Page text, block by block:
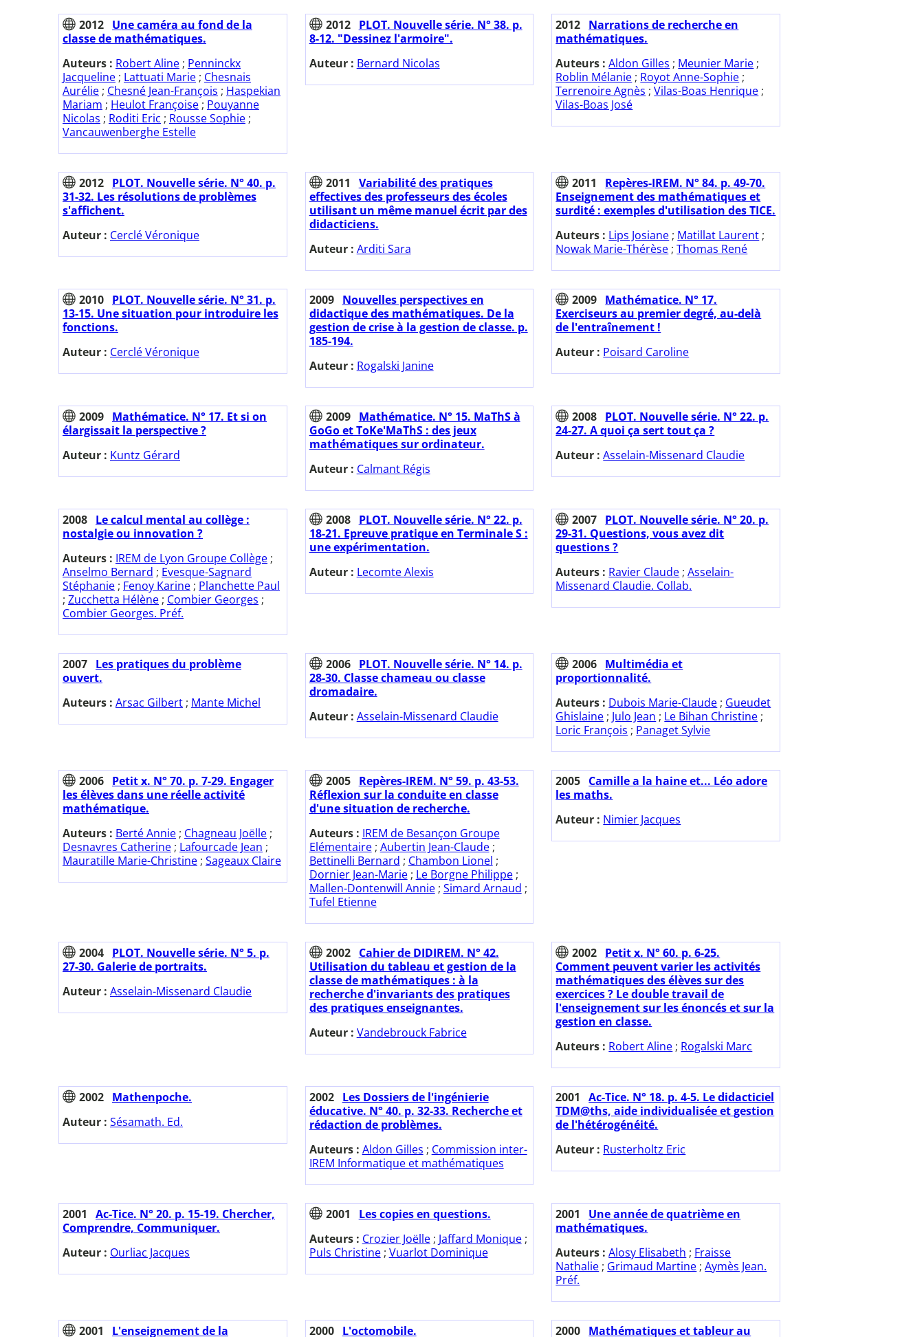
2012 Une caméra au fond de la
classe de mathématiques.
Auteurs : Robert Aline ; Penninckx
Jacqueline ; Lattuati Marie ; Chesnais
Aurélie ; Chesné Jean-François ; Haspekian
Mariam ; Heulot Françoise ; Pouyanne
Nicolas ; Roditi Eric ; Rousse Sophie ;
Vancauwenberghe Estelle
2012
PLOT. Nouvelle série. N° 38. p.
8-12. "Dessinez l'armoire".
Auteur : Bernard Nicolas
2012 Narrations de recherche en
mathématiques.
Auteurs :Aldon Gilles ; Meunier Marie ;
Roblin Mélanie ; Royot Anne-Sophie ;
Terrenoire Agnès ;Vilas-Boas Henrique ;
Vilas-Boas José
2012 PLOT. Nouvelle série. N° 40. p.
31-32. Les résolutions de problèmes
s'affichent.
Auteur : Cerclé Véronique
2011
Variabilité des pratiques
effectives des professeurs des écoles
utilisant un même manuel écrit par des
didacticiens.
Auteur : Arditi Sara
2011
Repères-IREM. N° 84. p. 49-70.
Enseignement des mathématiques et
surdité : exemples d'utilisation des TICE.
Auteurs : Lips Josiane ; Matillat Laurent ;
Nowak Marie-Thérèse ;Thomas René
2010 PLOT. Nouvelle série. N° 31. p.
13-15. Une situation pour introduire les
fonctions.
Auteur : Cerclé Véronique
2009
Nouvelles perspectives en
didactique des mathématiques. De la
gestion de crise à la gestion de classe. p.
185-194.
Auteur : Rogalski Janine
2009 Mathématice. N° 17.
Exerciseurs au premier degré, au-delà
de l'entraînement !
Auteur : Poisard Caroline
2009 Mathématice. N° 17. Et si on
élargissait la perspective ?
Auteur : Kuntz Gérard
2009
Mathématice. N° 15. MaThS à
GoGo et ToKe'MaThS : des jeux
mathématiques sur ordinateur.
Auteur : Calmant Régis
2008 PLOT. Nouvelle série. N° 22. p.
24-27. A quoi ça sert tout ça ?
Auteur :Asselain-Missenard Claudie
2008 Le calcul mental au collège :
nostalgie ou innovation ?
Auteurs : IREM de Lyon Groupe Collège ;
Anselmo Bernard ; Evesque-Sagnard
Stéphanie ; Fenoy Karine ; Planchette Paul
; Zucchetta Hélène ; Combier Georges ;
Combier Georges. Préf.
2008
PLOT. Nouvelle série. N° 22. p.
18-21. Epreuve pratique en Terminale S :
une expérimentation.
Auteur : Lecomte Alexis
2007 PLOT. Nouvelle série. N° 20. p.
29-31. Questions, vous avez dit
questions ?
Auteurs : Ravier Claude ;Asselain-
Missenard Claudie. Collab.
2007 Les pratiques du problème
ouvert.
Auteurs : Arsac Gilbert ; Mante Michel
2006
PLOT. Nouvelle série. N° 14. p.
28-30. Classe chameau ou classe
dromadaire.
Auteur : Asselain-Missenard Claudie
2006 Multimédia et
proportionnalité.
Auteurs : Dubois Marie-Claude ; Gueudet
Ghislaine ; Julo Jean ; Le Bihan Christine ;
Loric François ; Panaget Sylvie
2006 Petit x. N° 70. p. 7-29. Engager
les élèves dans une réelle activité
mathématique.
Auteurs : Berté Annie ; Chagneau Joëlle ;
Desnavres Catherine ; Lafourcade Jean ;
Mauratille Marie-Christine ; Sageaux Claire
2005
Repères-IREM. N° 59. p. 43-53.
Réflexion sur la conduite en classe
d'une situation de recherche.
Auteurs : IREM de Besançon Groupe
Elémentaire; Aubertin Jean-Claude;
Bettinelli Bernard ; Chambon Lionel ;
Dornier Jean-Marie; Le Borgne Philippe;
Mallen-Dontenwill Annie; Simard Arnaud ;
Tufel Etienne
2005 Camille a la haine et... Léo adore
les maths.
Auteur : Nimier Jacques
2004 PLOT. Nouvelle série. N° 5. p.
27-30. Galerie de portraits.
Auteur : Asselain-Missenard Claudie
2002
Cahier de DIDIREM. N° 42.
Utilisation du tableau et gestion de la
classe de mathématiques : à la
recherche d'invariants des pratiques
des pratiques enseignantes.
Auteur : Vandebrouck Fabrice
2002 Petit x. N° 60. p. 6-25.
Comment peuvent varier les activités
mathématiques des élèves sur des
exercices ? Le double travail de
l'enseignement sur les énoncés et sur la
gestion en classe.
Auteurs : Robert Aline ; Rogalski Marc
2002 Mathenpoche.
Auteur : Sésamath. Ed.
2002
Les Dossiers de l'ingénierie
éducative. N° 40. p. 32-33. Recherche et
rédaction de problèmes.
Auteurs : Aldon Gilles ; Commission inter-
IREM Informatique et mathématiques
2001
Ac-Tice. N° 18. p. 4-5. Le didacticiel
TDM@ths, aide individualisée et gestion
de l'hétérogénéité.
Auteur : Rusterholtz Eric
2001
Ac-Tice. N° 20. p. 15-19. Chercher,
Comprendre, Communiquer.
Auteur : Ourliac Jacques
2001
Les copies en questions.
Auteurs : Crozier Joëlle; Jaffard Monique;
Puls Christine; Vuarlot Dominique
2001
Une année de quatrième en
mathématiques.
Auteurs :Alosy Elisabeth ; Fraisse
Nathalie ; Grimaud Martine ;Aymès Jean.
Préf.
2001 L'enseignement de la 2000 L'octomobile. 2000 Mathématiques et tableur au